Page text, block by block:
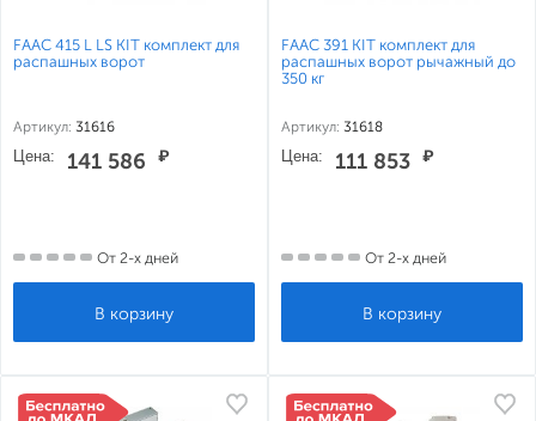
FAAC 415 L LS KIT комплект для
распашных ворот
Артикул: 31616
Цена: 141 586 ₽
От 2-х дней
FAAC 391 KIT комплект для
распашных ворот рычажный до
350 кг
Артикул: 31618
Цена: 111 853 ₽
От 2-х дней